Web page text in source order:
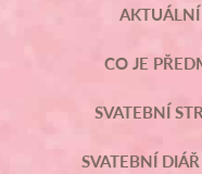
CO JE
SVATEBNÍ
SVATEBNÍ